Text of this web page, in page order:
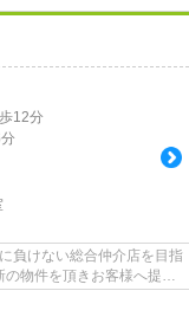
12分
負けない総合仲介店を目指
物件を頂きお客様へ提供